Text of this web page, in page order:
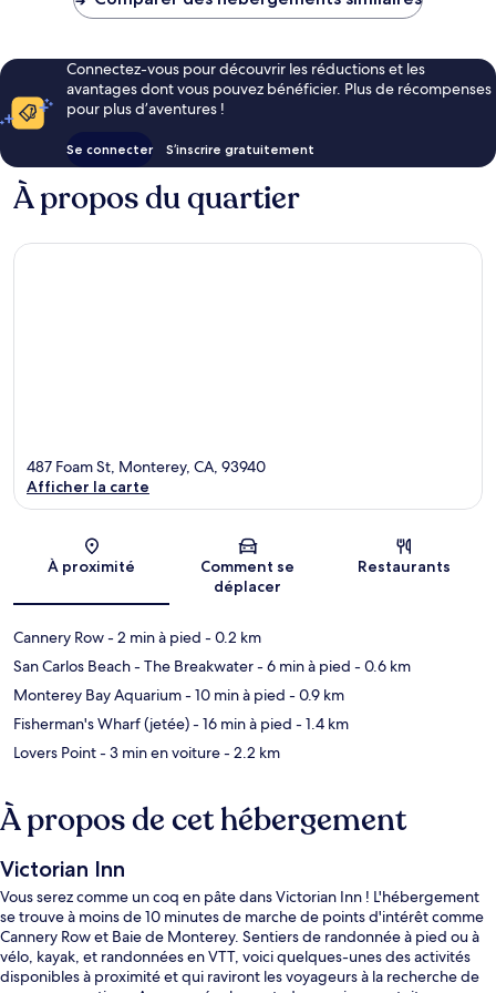
Connectez-vous pour découvrir les réductions et les
avantages dont vous pouvez bénéficier. Plus de récompenses
pour plus d’aventures !
Se connecter S’inscrire gratuitement
À propos du quartier
Carte
487 Foam St, Monterey, CA, 93940
Afficher la carte
À proximité
Comment se
déplacer
Restaurants
Cannery Row- 2 min à pied - 0.2 km
San Carlos Beach - The Breakwater- 6 min à pied - 0.6 km
Monterey Bay Aquarium- 10 min à pied - 0.9 km
Fisherman's Wharf (jetée)- 16 min à pied - 1.4 km
Lovers Point- 3 min en voiture- 2.2 km
À propos de cet hébergement
Victorian Inn
Vous serez comme un coq en pâte dans Victorian Inn ! L'hébergement
se trouve à moins de 10 minutes de marche de points d'intérêt comme
Cannery Row et Baie de Monterey. Sentiers de randonnée à pied ou à
vélo, kayak, et randonnées en VTT, voici quelques-unes des activités
disponibles à proximité et qui raviront les voyageurs à la recherche de